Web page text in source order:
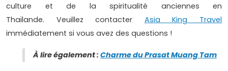
culture et de la spiritualité anciennes en
Thaïlande. Veuillez contacter Asia King Travel
immédiatement si vous avez des questions !
À lire également : Charme du Prasat Muang Tam